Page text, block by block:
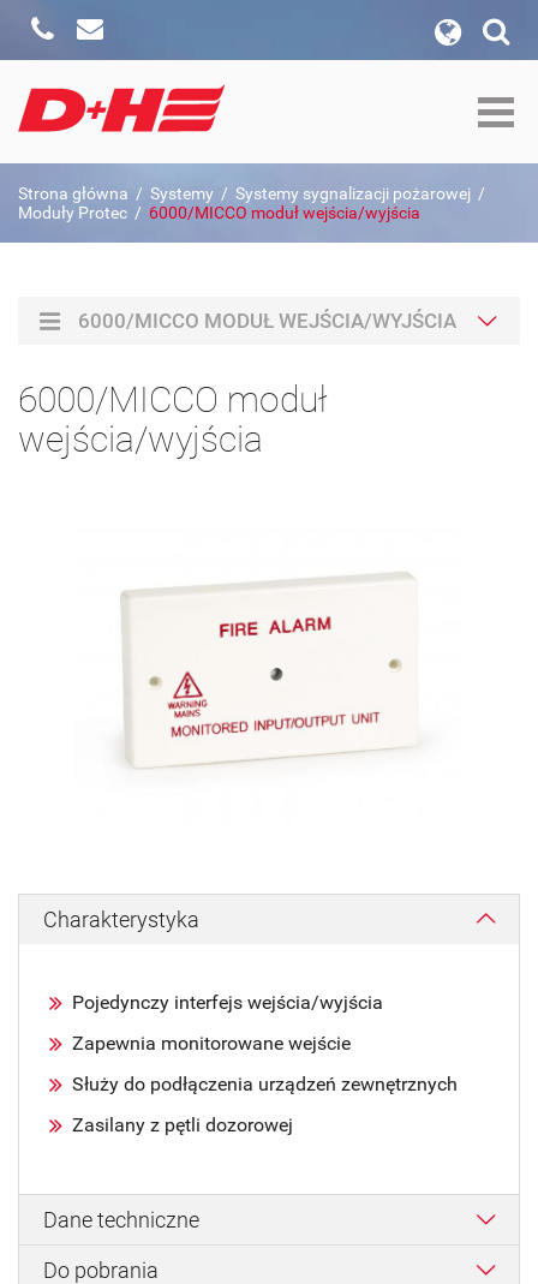
Formularz wyszukiwania
wyszukiwanie w witrynie
Szukaj
Strona główna / Systemy / Systemy sygnalizacji pożarowej /
Moduły Protec / 6000/MICCO moduł wejścia/wyjścia
6000/MICCO MODUŁ WEJŚCIA/WYJŚCIA
6000/MICCO moduł
wejścia/wyjścia
Charakterystyka
Pojedynczy interfejs wejścia/wyjścia
Zapewnia monitorowane wejście
Służy do podłączenia urządzeń zewnętrznych
Zasilany z pętli dozorowej
Dane techniczne
Do pobrania